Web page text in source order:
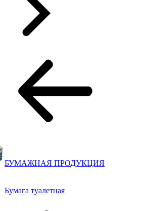
БУМАЖНАЯ ПРОДУКЦИЯ
Бумага туалетная